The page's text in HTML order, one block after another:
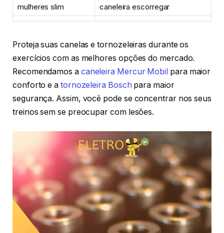
mulheres slim
caneleira escorregar
Proteja suas canelas e tornozeleiras durante os
exercícios com as melhores opções do mercado.
Recomendamos a caneleira Mercur Mobil para maior
conforto e a tornozeleira Bosch para maior
segurança. Assim, você pode se concentrar nos seus
treinos sem se preocupar com lesões.